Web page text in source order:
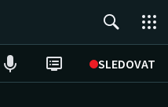
SLEDOVAT